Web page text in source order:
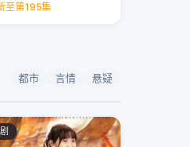
至第195集
都市 言情 悬疑